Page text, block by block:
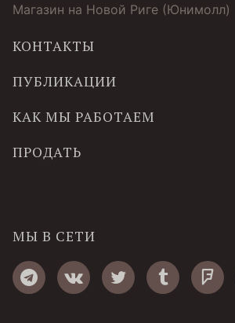
Магазин на Новой Риге (Юнимолл)
КОНТАКТЫ
ПУБЛИКАЦИИ
КАК МЫ РАБОТАЕМ
ПРОДАТЬ
МЫ В СЕТИ